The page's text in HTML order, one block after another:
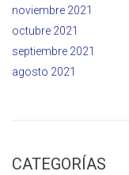
noviembre 2021
octubre 2021
septiembre 2021
agosto 2021
CATEGORÍAS